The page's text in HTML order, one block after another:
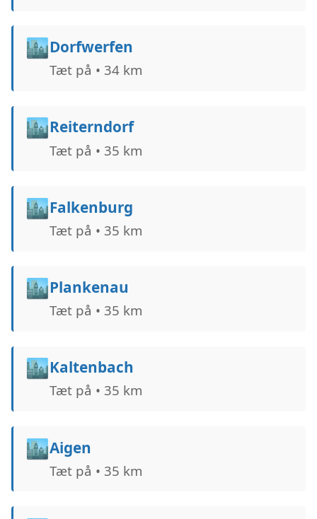
🏙️Dorfwerfen
Tæt på • 34 km
🏙️Reiterndorf
Tæt på • 35 km
🏙️Falkenburg
Tæt på • 35 km
🏙️Plankenau
Tæt på • 35 km
🏙️Kaltenbach
Tæt på • 35 km
🏙️Aigen
Tæt på • 35 km